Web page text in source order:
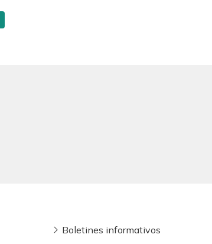
Boletines informativos